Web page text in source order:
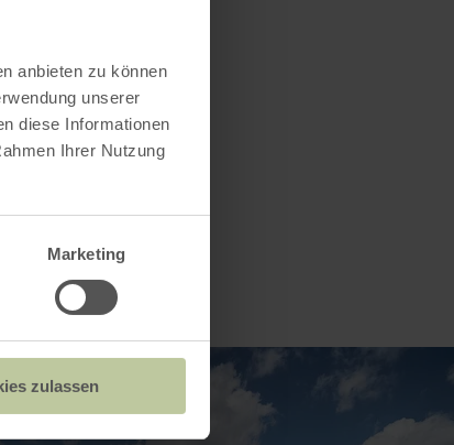
anbieten zu können
unserer
diese Informationen
Ihrer Nutzung
Marketing
zulassen